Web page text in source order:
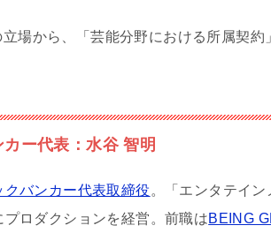
場から、「芸能分野における所属契
ー代表：水谷 智明
バンカー代表取締役 。「エンタテイ
ロダクションを経営。前職はBEING